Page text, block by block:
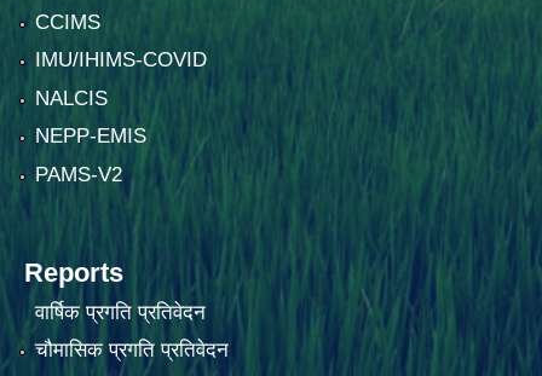
CCIMS
IMU/IHIMS-COVID
NALCIS
NEPP-EMIS
PAMS-V2
Reports
वार्षिक प्रगति प्रतिवेदन
चौमासिक प्रगति प्रतिवेदन